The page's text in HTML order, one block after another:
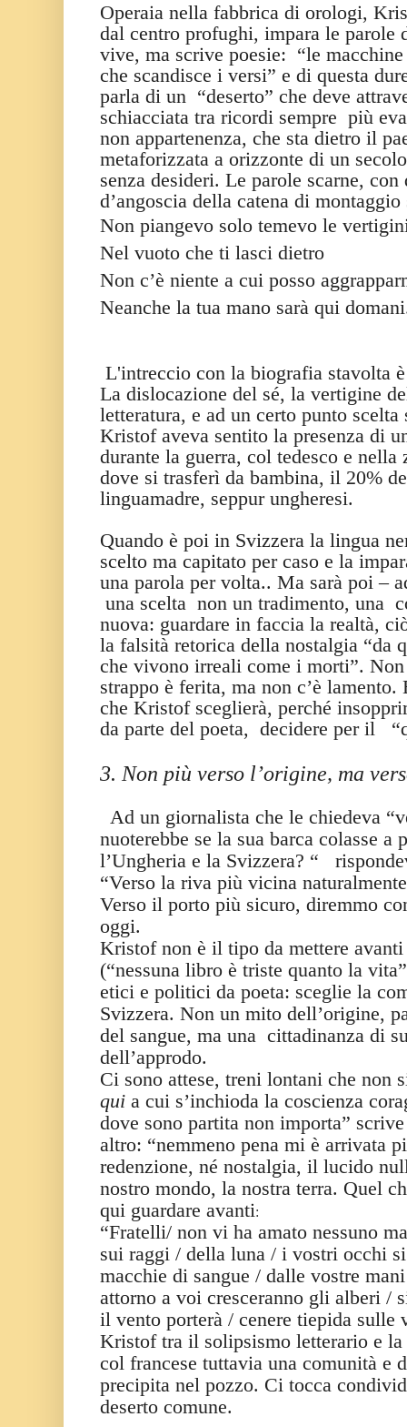
Operaia nella fabbrica di orologi,
dal centro profughi, impara le parole
vive, ma scrive poesie: “le
che scandisce i versi” e di questa
parla di un “deserto” che deve
schiacciata tra ricordi sempre più
non appartenenza, che sta dietro il
metaforizzata a orizzonte di un
senza desideri. Le parole scarne,
d’angoscia della catena di
Non piangevo solo temevo le
Nel vuoto che ti lasci dietro
Non c’è niente a cui posso
Neanche la tua mano sarà qui
L'intreccio con la biografia stavolta
La dislocazione del sé, la vertigine
letteratura, e ad un certo punto
Kristof aveva sentito la presenza di
durante la guerra, col tedesco e
dove si trasferì da bambina, il 20%
linguamadre, seppur ungheresi.
Quando è poi in Svizzera la lingua
scelto ma capitato per caso e la
una parola per volta.. Ma sarà poi –
una scelta non un tradimento, una
nuova: guardare in faccia la realtà,
la falsità retorica della nostalgia “da
che vivono irreali come i morti”.
strappo è ferita, ma non c’è lamento.
che Kristof sceglierà, perché
da parte del poeta, decidere per il
3. Non più verso l’origine, ma
Ad un giornalista che le chiedeva
nuoterebbe se la sua barca colasse a
l’Ungheria e la Svizzera? “
“Verso la riva più vicina
Verso il porto più sicuro, diremmo
oggi.
Kristof non è il tipo da mettere
(“nessuna libro è triste quanto la
etici e politici da poeta: sceglie la
Svizzera. Non un mito dell’origine,
del sangue, ma una cittadinanza di
dell’approdo.
Ci sono attese, treni lontani che non
qui a cui s’inchioda la coscienza
dove sono partita non importa”
altro: “nemmeno pena mi è arrivata
redenzione, né nostalgia, il lucido
nostro mondo, la nostra terra. Quel
qui guardare avanti:
“Fratelli/ non vi ha amato nessuno
sui raggi / della luna / i vostri occhi
macchie di sangue / dalle vostre
attorno a voi cresceranno gli alberi /
il vento porterà / cenere tiepida sulle
Kristof tra il solipsismo letterario e
col francese tuttavia una comunità e
precipita nel pozzo. Ci tocca
deserto comune.